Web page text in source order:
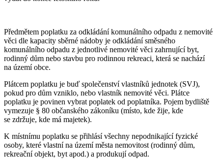
Předmětem poplatku za odkládání komunálního odpadu z nemovité
věci dle kapacity sběrné nádoby je odkládání směsného
komunálního odpadu z jednotlivé nemovité věci zahrnující byt,
rodinný dům nebo stavbu pro rodinnou rekreaci, která se nachází
na území obce.
Plátcem poplatku je buď společenství vlastníků jednotek (SVJ),
pokud pro dům vzniklo, nebo vlastník nemovité věci. Plátce
poplatku je povinen vybrat poplatek od poplatníka. Pojem bydliště
vymezuje § 80 občanského zákoníku (místo, kde žije, kde
se zdržuje, kde má majetek).
K místnímu poplatku se přihlásí všechny nepodnikající fyzické
osoby, které vlastní na území města nemovitost (rodinný dům,
rekreační objekt, byt apod.) a produkují odpad.